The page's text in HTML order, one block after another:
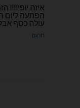
איזה יופי!!!!
הפתעה ליום
עולה כסף
תרגם